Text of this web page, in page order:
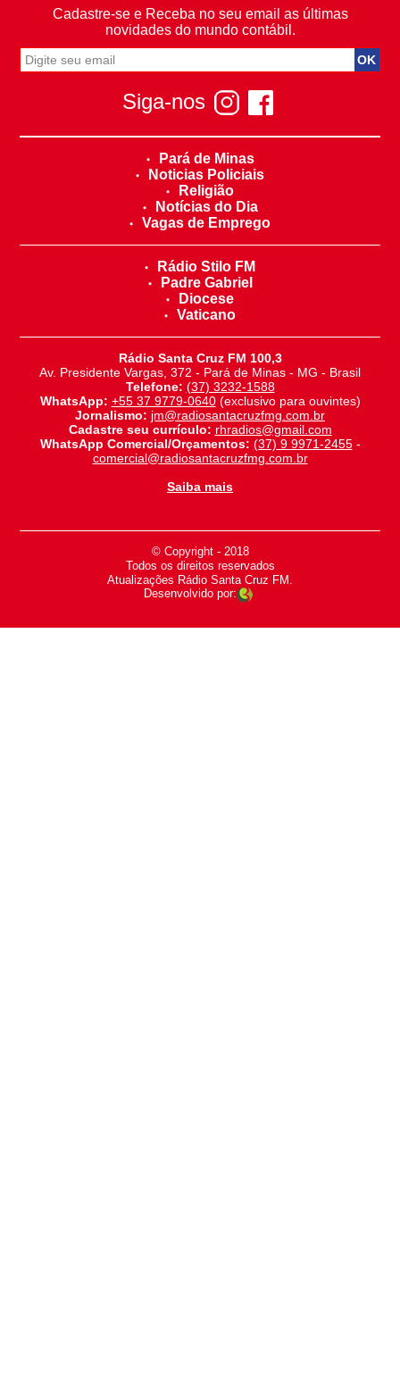
Cadastre-se e Receba no seu email as últimas
novidades do mundo contábil.
Siga-nos
Pará de Minas
Noticias Policiais
Religião
Notícias do Dia
Vagas de Emprego
Rádio Stilo FM
Padre Gabriel
Diocese
Vaticano
Rádio Santa Cruz FM 100,3
Av. Presidente Vargas, 372 - Pará de Minas - MG - Brasil
Telefone: (37) 3232-1588
WhatsApp: +55 37 9779-0640(exclusivo para ouvintes)
Jornalismo: jm@radiosantacruzfmg.com.br
Cadastre seu currículo: rhradios@gmail.com
WhatsApp Comercial/Orçamentos: (37) 9 9971-2455-
comercial@radiosantacruzfmg.com.br
Saiba mais
© Copyright - 2018
-
Todos os direitos reservados
-
Atualizações Rádio Santa Cruz FM.
Desenvolvido por: